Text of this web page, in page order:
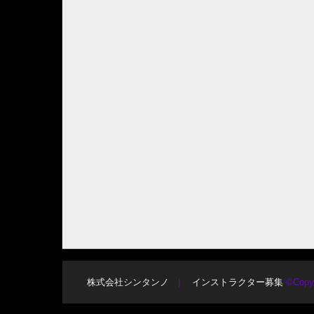
株式会社シンタンノ インストラクター募集